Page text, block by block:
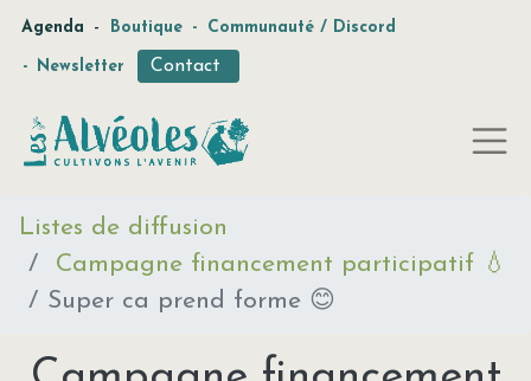
Agenda - Boutique - Communauté / Discord
- Newsletter Contact
Listes de diffusion
Campagne financement participatif 💧
Super ca prend forme 😊